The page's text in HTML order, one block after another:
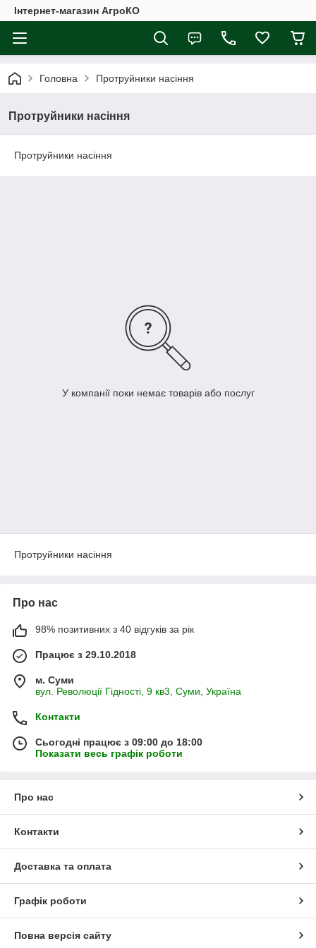
Інтернет-магазин АгроКО
Головна Протруйники насіння
Протруйники насіння
Протруйники насіння
У компанії поки немає товарів або послуг
Протруйники насіння
Про нас
98% позитивних з 40 відгуків за рік
Працює з 29.10.2018
м. Суми
вул. Революції Гідності, 9 кв3, Суми, Україна
Контакти
Сьогодні працює з 09:00 до 18:00
Показати весь графік роботи
Про нас
Контакти
Доставка та оплата
Графік роботи
Повна версія сайту